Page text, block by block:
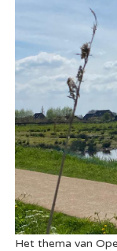
Het thema van